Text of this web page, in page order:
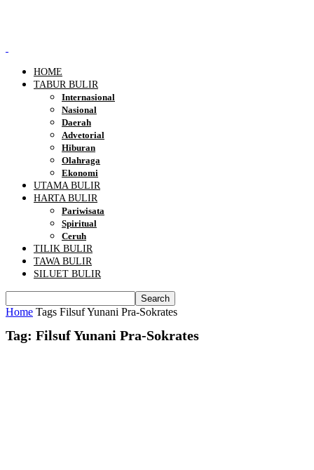
HOME
TABUR BULIR
Internasional
Nasional
Daerah
Advetorial
Hiburan
Olahraga
Ekonomi
UTAMA BULIR
HARTA BULIR
Pariwisata
Spiritual
Ceruh
TILIK BULIR
TAWA BULIR
SILUET BULIR
Home Tags Filsuf Yunani Pra-Sokrates
Tag: Filsuf Yunani Pra-Sokrates